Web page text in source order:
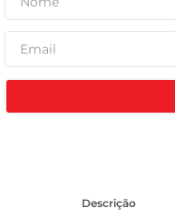
Descrição